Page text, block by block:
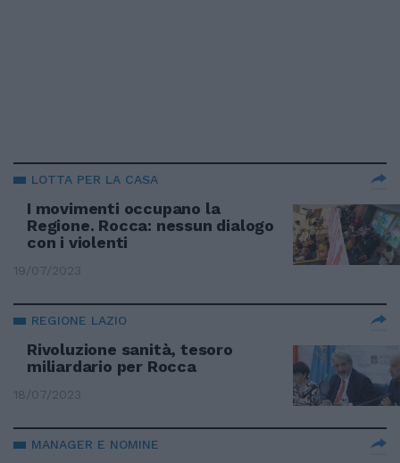
LOTTA PER LA CASA
I movimenti occupano la
Regione. Rocca: nessun dialogo
con i violenti
19/07/2023
REGIONE LAZIO
Rivoluzione sanità, tesoro
miliardario per Rocca
18/07/2023
MANAGER E NOMINE